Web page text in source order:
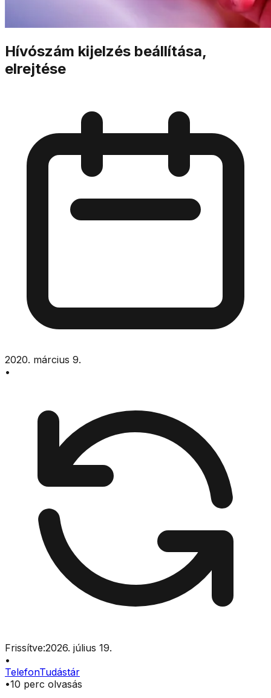
Hívószám kijelzés beállítása,
elrejtése
2020. március 9.
•
Frissítve:2026. július 19.
•
TelefonTudástár
•10 perc olvasás